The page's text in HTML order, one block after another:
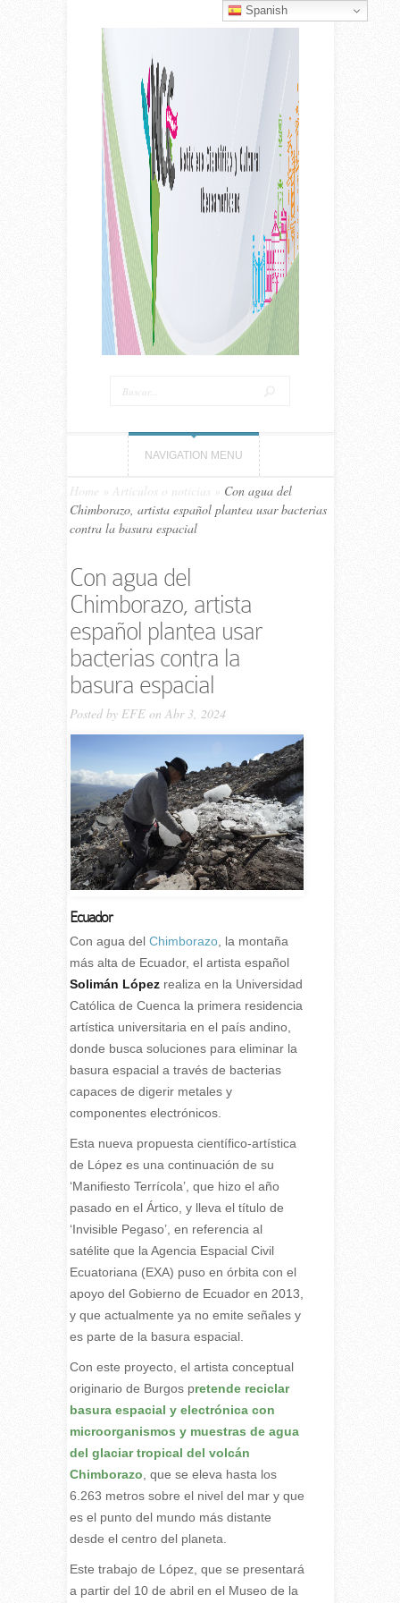
NAVIGATION MENU
Home Artículos o noticias
Con agua del
Chimborazo, artista español plantea usar bacterias
contra la basura espacial
Con agua del
Chimborazo, artista
español plantea usar
bacterias contra la
basura espacial
Posted by EFEon Abr 3, 2024
Ecuador
Con agua del Chimborazo, la montaña
más alta de Ecuador, el artista español
Solimán Lópezrealiza en la Universidad
Católica de Cuenca la primera residencia
artística universitaria en el país andino,
donde busca soluciones para eliminar la
basura espacial a través de bacterias
capaces de digerir metales y
componentes electrónicos.
Esta nueva propuesta científico-artística
de López es una continuación de su
‘Manifiesto Terrícola’, que hizo el año
pasado en el Ártico, y lleva el título de
‘Invisible Pegaso’, en referencia al
satélite que la Agencia Espacial Civil
Ecuatoriana (EXA) puso en órbita con el
apoyo del Gobierno de Ecuador en 2013,
y que actualmente ya no emite señales y
es parte de la basura espacial.
Con este proyecto, el artista conceptual
originario de Burgos pretende reciclar
basura espacial y electrónica con
microorganismos y muestras de agua
del glaciar tropical del volcán
Chimborazo , que se eleva hasta los
6.263 metros sobre el nivel del mar y que
es el punto del mundo más distante
desde el centro del planeta.
Este trabajo de López, que se presentará
a partir del 10 de abril en el Museo de la
Spanish